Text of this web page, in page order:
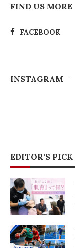
FIND US MORE
FACEBOOK
INSTAGRAM
EDITOR'S PICK